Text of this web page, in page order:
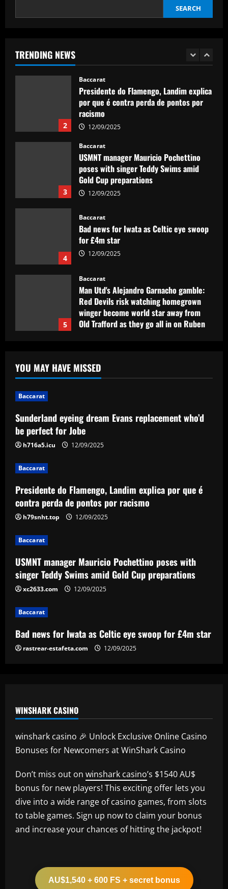
SEARCH
TRENDING NEWS
12/09/2025
1
Baccarat
2
Baccarat
Presidente do Flamengo, Landim explica
por que é contra perda de pontos por
racismo
12/09/2025
3
Baccarat
USMNT manager Mauricio Pochettino
poses with singer Teddy Swims amid
Gold Cup preparations
12/09/2025
4
Baccarat
Bad news for Iwata as Celtic eye swoop
for £4m star
12/09/2025
5
Baccarat
Man Utd's Alejandro Garnacho gamble:
Red Devils risk watching homegrown
winger become world star away from
Old Trafford as they go all in on Ruben
Sunderland eyeing dream Evans
replacement who’d be perfect for Jobe
Presidente do Flamengo, Landim explica
por que é contra perda de pontos por
racismo
USMNT manager Mauricio Pochettino
poses with singer Teddy Swims amid
Gold Cup preparations
4
Bad news for Iwata as Celtic eye swoop
for £4m star
12/09/2025
Red Devils risk watching homegrown
winger become world star away from
YOU MAY HAVE MISSED
Baccarat
Sunderland eyeing dream Evans replacement who’d
be perfect for Jobe
h716a5.icu 12/09/2025
Baccarat
Presidente do Flamengo, Landim explica por que é
contra perda de pontos por racismo
h79snht.top 12/09/2025
Baccarat
USMNT manager Mauricio Pochettino poses with
singer Teddy Swims amid Gold Cup preparations
xc2633.com 12/09/2025
Baccarat
Bad news for Iwata as Celtic eye swoop for £4m star
rastrear-estafeta.com 12/09/2025
WINSHARK CASINO
winshark casino 🎉 Unlock Exclusive Online Casino
Bonuses for Newcomers at WinShark Casino
Don’t miss out on winshark casino’s $1540 AU$
bonus for new players! This exciting offer lets you
dive into a wide range of casino games, from slots
to table games. Sign up now to claim your bonus
and increase your chances of hitting the jackpot!
AU$1,540 + 600 FS + secret bonus